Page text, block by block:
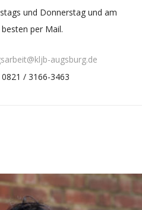
und Donnerstag und am
besten per Mail.
augsburg.de
0821 / 3166-3463